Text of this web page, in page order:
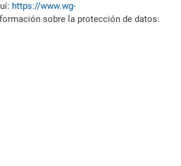
https://www.wg-
sobre la protección de datos: